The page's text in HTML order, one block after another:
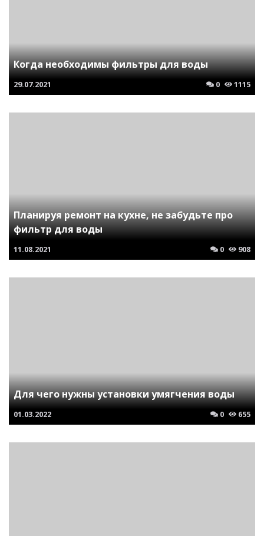
Когда необходимы фильтры для воды
29.07.2021 0 1115
Планируя ремонт на кухне, не забудьте про
фильтр для воды
11.08.2021 0 908
Для чего нужны установки умягчения воды
01.03.2022 0 655